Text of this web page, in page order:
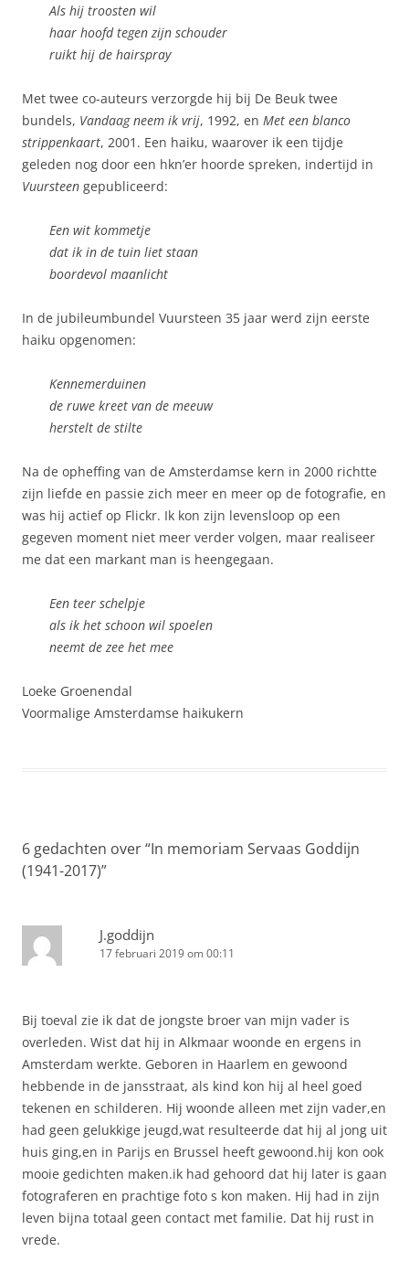
Als hij troosten wil
haar hoofd tegen zijn schouder
ruikt hij de hairspray
Met twee co-auteurs verzorgde hij bij De Beuk twee
bundels, Vandaag neem ik vrij, 1992, en Met een blanco
strippenkaart, 2001. Een haiku, waarover ik een tijdje
geleden nog door een hkn’er hoorde spreken, indertijd in
Vuursteen gepubliceerd:
Een wit kommetje
dat ik in de tuin liet staan
boordevol maanlicht
In de jubileumbundel Vuursteen 35 jaar werd zijn eerste
haiku opgenomen:
Kennemerduinen
de ruwe kreet van de meeuw
herstelt de stilte
Na de opheffing van de Amsterdamse kern in 2000 richtte
zijn liefde en passie zich meer en meer op de fotografie, en
was hij actief op Flickr. Ik kon zijn levensloop op een
gegeven moment niet meer verder volgen, maar realiseer
me dat een markant man is heengegaan.
Een teer schelpje
als ik het schoon wil spoelen
neemt de zee het mee
Loeke Groenendal
Voormalige Amsterdamse haikukern
6 gedachten over “In memoriam Servaas Goddijn
(1941-2017)”
J.goddijn
17 februari 2019 om 00:11
Bij toeval zie ik dat de jongste broer van mijn vader is
overleden. Wist dat hij in Alkmaar woonde en ergens in
Amsterdam werkte. Geboren in Haarlem en gewoond
hebbende in de jansstraat, als kind kon hij al heel goed
tekenen en schilderen. Hij woonde alleen met zijn vader,en
had geen gelukkige jeugd,wat resulteerde dat hij al jong uit
huis ging,en in Parijs en Brussel heeft gewoond.hij kon ook
mooie gedichten maken.ik had gehoord dat hij later is gaan
fotograferen en prachtige foto s kon maken. Hij had in zijn
leven bijna totaal geen contact met familie. Dat hij rust in
vrede.